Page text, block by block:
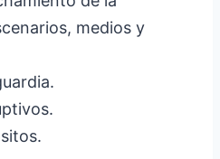
medios y